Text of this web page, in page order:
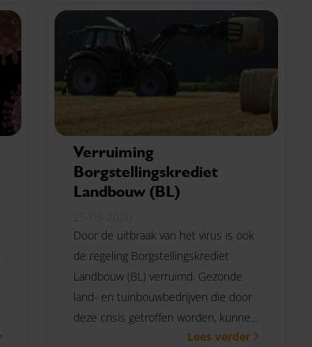
Verruiming
Borgstellingskrediet
Landbouw (BL)
Door de uitbraak van het virus is ook
de regeling Borgstellingskrediet
Landbouw (BL) verruimd. Gezonde
land- en tuinbouwbedrijven die door
deze crisis getroffen worden, kunnen
hierdoor gefinancierd blijven.Lees verder